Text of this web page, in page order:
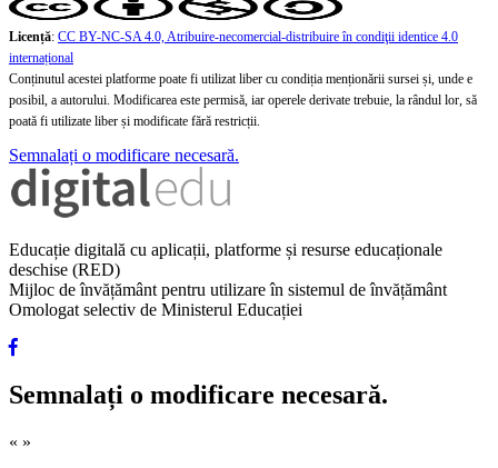
Licență: CC BY-NC-SA 4.0, Atribuire-necomercial-distribuire în condiţii identice 4.0
internațional
Conținutul acestei platforme poate fi utilizat liber cu condiția menționării sursei și, unde e
posibil, a autorului. Modificarea este permisă, iar operele derivate trebuie, la rândul lor, să
poată fi utilizate liber și modificate fără restricții.
Semnalați o modificare necesară.
Educație digitală cu aplicații, platforme și resurse educaționale
deschise (RED)
Mijloc de învățământ pentru utilizare în sistemul de învățământ
Omologat selectiv de Ministerul Educației
Semnalați o modificare necesară.
« »